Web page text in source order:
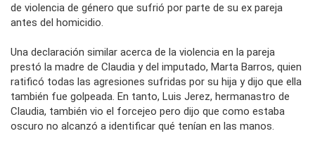
de violencia de género que sufrió por parte de su ex pareja
antes del homicidio.
Una declaración similar acerca de la violencia en la pareja
prestó la madre de Claudia y del imputado, Marta Barros, quien
ratificó todas las agresiones sufridas por su hija y dijo que ella
también fue golpeada. En tanto, Luis Jerez, hermanastro de
Claudia, también vio el forcejeo pero dijo que como estaba
oscuro no alcanzó a identificar qué tenían en las manos.